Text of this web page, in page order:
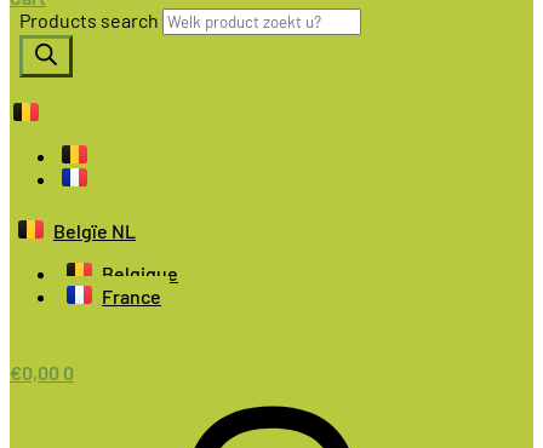
Products search
Belgïe NL
Belgique
France
€0,00 0